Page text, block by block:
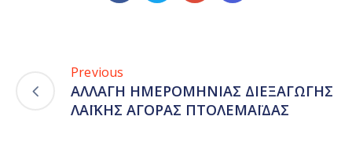
Previous
ΑΛΛΑΓΗ ΗΜΕΡΟΜΗΝΙΑΣ ΔΙΕΞΑΓΩΓΗΣ
ΛΑΪΚΗΣ ΑΓΟΡΑΣ ΠΤΟΛΕΜΑΪΔΑΣ